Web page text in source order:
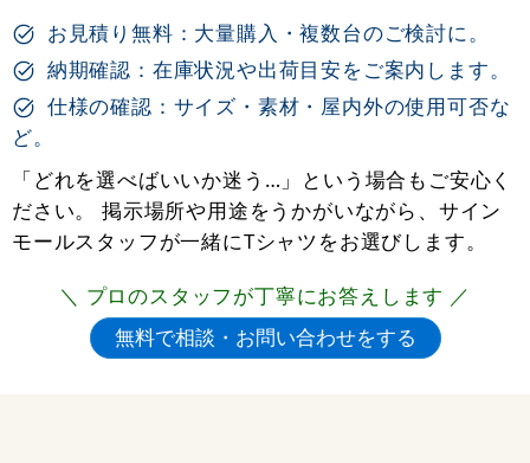
お見積り無料：大量購入・複数台のご検討に。
納期確認：在庫状況や出荷目安をご案内します。
仕様の確認：サイズ・素材・屋内外の使用可否な
ど。
「どれを選べばいいか迷う…」という場合もご安心く
ださい。 掲示場所や用途をうかがいながら、サイン
モールスタッフが一緒にTシャツをお選びします。
＼ プロのスタッフが丁寧にお答えします ／